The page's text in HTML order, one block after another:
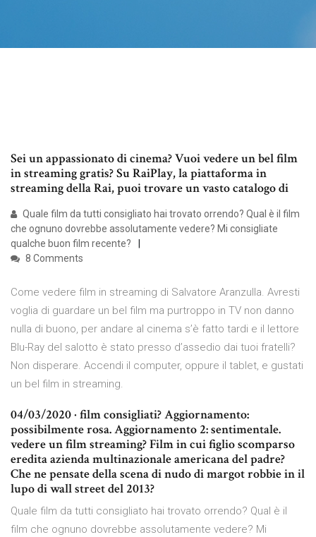
Sei un appassionato di cinema? Vuoi vedere un bel film
in streaming gratis? Su RaiPlay, la piattaforma in
streaming della Rai, puoi trovare un vasto catalogo di
Quale film da tutti consigliato hai trovato orrendo? Qual è il film
che ognuno dovrebbe assolutamente vedere? Mi consigliate
qualche buon film recente?
8 Comments
Come vedere film in streaming di Salvatore Aranzulla. Avresti
voglia di guardare un bel film ma purtroppo in TV non danno
nulla di buono, per andare al cinema s’è fatto tardi e il lettore
Blu-Ray del salotto è stato presso d’assedio dai tuoi fratelli?
Non disperare. Accendi il computer, oppure il tablet, e gustati
un bel film in streaming.
04/03/2020 · film consigliati? Aggiornamento:
possibilmente rosa. Aggiornamento 2: sentimentale.
vedere un film streaming? Film in cui figlio scomparso
eredita azienda multinazionale americana del padre?
Che ne pensate della scena di nudo di margot robbie in il
lupo di wall street del 2013?
Quale film da tutti consigliato hai trovato orrendo? Qual è il
film che ognuno dovrebbe assolutamente vedere? Mi